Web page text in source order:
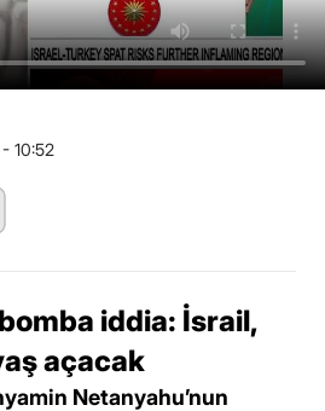
10:52
iddia: İsrail,
açacak
Netanyahu’nun